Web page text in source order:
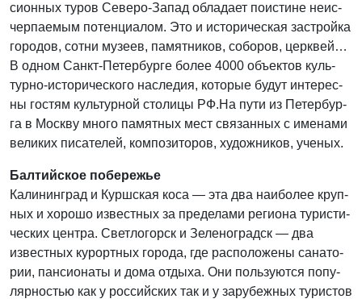
си­он­ных туров Севе­ро-Запад обла­да­ет поис­ти­не неис­
чер­па­е­мым потен­ци­а­лом. Это и исто­ри­че­ская застрой­ка
горо­дов, сот­ни музеев, памят­ни­ков, собо­ров, церк­вей…
В одном Санкт-Петер­бур­ге более 4000 объ­ек­тов куль­
тур­но-исто­ри­че­ско­го насле­дия, кото­рые будут инте­рес­
ны гостям куль­тур­ной сто­ли­цы РФ.На пути из Петер­бур­
га в Моск­ву мно­го памят­ных мест свя­зан­ных с име­на­ми
вели­ких писа­те­лей, ком­по­зи­то­ров, худож­ни­ков, уче­ных.
Балтийское побережье
Кали­нин­град и Курш­ская коса — эта два наи­бо­лее круп­
ных и хоро­шо извест­ных за пре­де­ла­ми реги­о­на тури­сти­
че­ских цен­тра. Свет­ло­горск и Зеле­но­градск — два
извест­ных курорт­ных горо­да, где рас­по­ло­же­ны сана­то­
рии, пан­си­о­на­ты и дома отды­ха. Они поль­зу­ют­ся попу­
ляр­но­стью как у рос­сий­ских так и у зару­беж­ных тури­стов